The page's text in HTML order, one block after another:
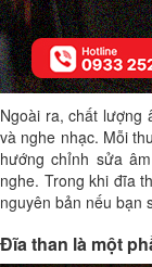
Ngoài ra, chất lượng
và nghe nhạc. Mỗi
hướng chỉnh sửa
nghe. Trong khi đĩa
nguyên bản nếu bạn
Đĩa than là một